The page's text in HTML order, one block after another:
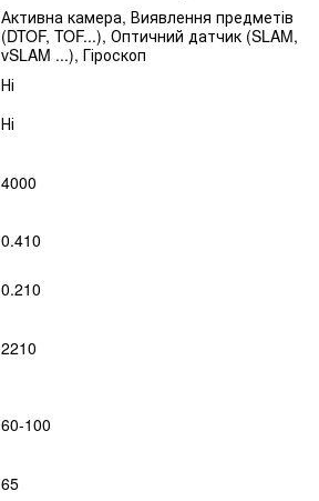
Активна камера, Виявлення предметів
(DTOF, TOF...), Оптичний датчик (SLAM,
vSLAM ...), Гіроскоп
Ні
Ні
4000
0.410
0.210
2210
60-100
65